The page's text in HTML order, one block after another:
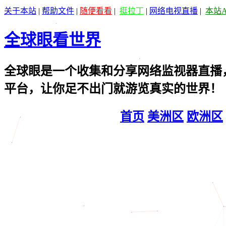
关于本站 | 帮助文件 | 随便看看 | 挺拉丁 | 网络电视直播 | 本站
全球眼看世界
全球眼是一个收集和分享网络监视器直
平台，让你足不出门就游览真实的世界！
首页 美洲区 欧洲区